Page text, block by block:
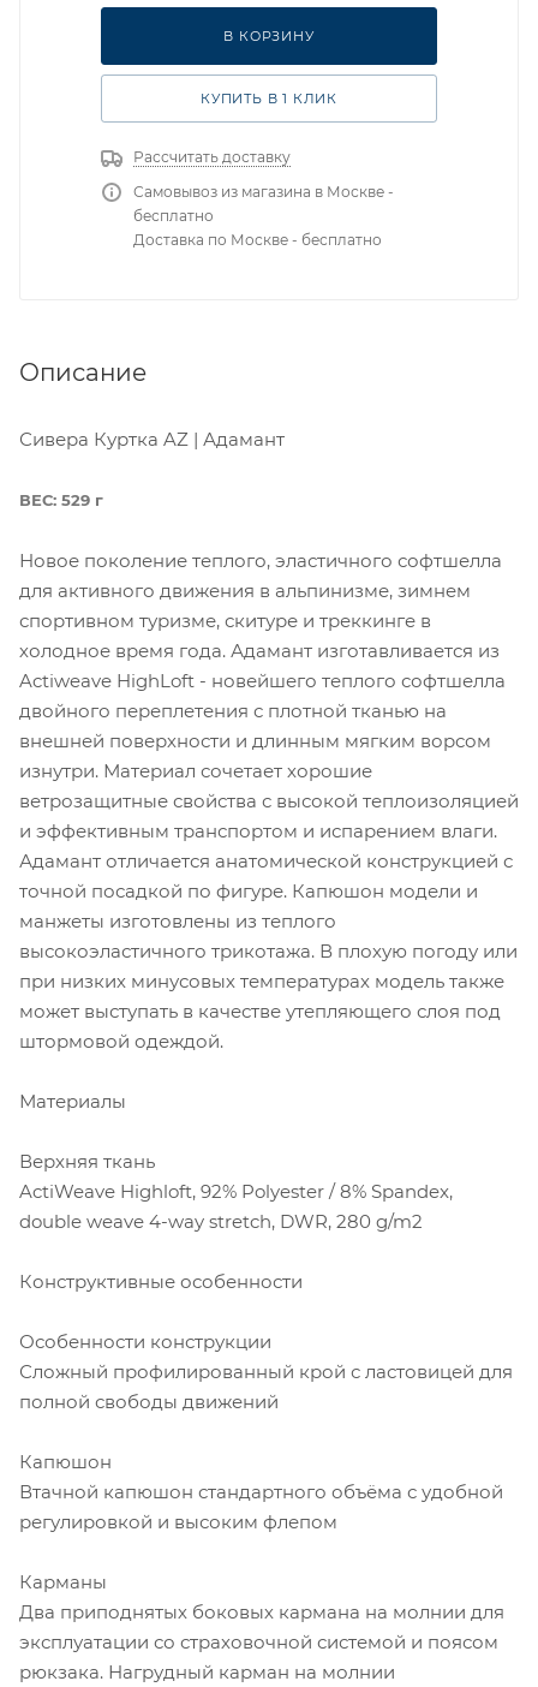
В КОРЗИНУ
КУПИТЬ В 1 КЛИК
Рассчитать доставку
Самовывоз из магазина в Москве -
бесплатно
Доставка по Москве - бесплатно
Описание
Сивера Куртка AZ | Адамант
ВЕС: 529 г
Новое поколение теплого, эластичного софтшелла
для активного движения в альпинизме, зимнем
спортивном туризме, скитуре и треккинге в
холодное время года. Адамант изготавливается из
Actiweave HighLoft - новейшего теплого софтшелла
двойного переплетения с плотной тканью на
внешней поверхности и длинным мягким ворсом
изнутри. Материал сочетает хорошие
ветрозащитные свойства с высокой теплоизоляцией
и эффективным транспортом и испарением влаги.
Адамант отличается анатомической конструкцией с
точной посадкой по фигуре. Капюшон модели и
манжеты изготовлены из теплого
высокоэластичного трикотажа. В плохую погоду или
при низких минусовых температурах модель также
может выступать в качестве утепляющего слоя под
штормовой одеждой.
Материалы
Верхняя ткань
ActiWeave Highloft, 92% Polyester / 8% Spandex,
double weave 4-way stretch, DWR, 280 g/m2
Конструктивные особенности
Особенности конструкции
Сложный профилированный крой с ластовицей для
полной свободы движений
Капюшон
Втачной капюшон стандартного объёма с удобной
регулировкой и высоким флепом
Карманы
Два приподнятых боковых кармана на молнии для
эксплуатации со страховочной системой и поясом
рюкзака. Нагрудный карман на молнии